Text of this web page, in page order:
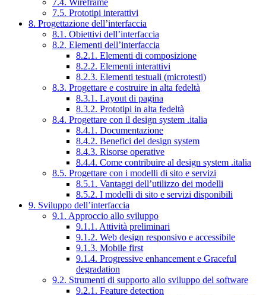
7.5. Prototipi interattivi
8. Progettazione dell’interfaccia
8.1. Obiettivi dell’interfaccia
8.2. Elementi dell’interfaccia
8.2.1. Elementi di composizione
8.2.2. Elementi interattivi
8.2.3. Elementi testuali (microtesti)
8.3. Progettare e costruire in alta fedeltà
8.3.1. Layout di pagina
8.3.2. Prototipi in alta fedeltà
8.4. Progettare con il design system .italia
8.4.1. Documentazione
8.4.2. Benefici del design system
8.4.3. Risorse operative
8.4.4. Come contribuire al design system .italia
8.5. Progettare con i modelli di sito e servizi
8.5.1. Vantaggi dell’utilizzo dei modelli
8.5.2. I modelli di sito e servizi disponibili
9. Sviluppo dell’interfaccia
9.1. Approccio allo sviluppo
9.1.1. Attività preliminari
9.1.2. Web design responsivo e accessibile
9.1.3. Mobile first
9.1.4. Progressive enhancement e Graceful
degradation
9.2. Strumenti di supporto allo sviluppo del software
9.2.1. Feature detection